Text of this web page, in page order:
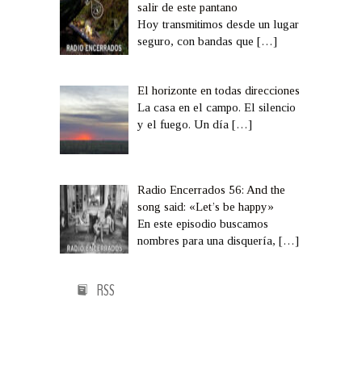
salir de este pantano
Hoy transmitimos desde un lugar
seguro, con bandas que[…]
El horizonte en todas direcciones
La casa en el campo. El silencio
y el fuego. Un día[…]
Radio Encerrados 56: And the
song said: «Let’s be happy»
En este episodio buscamos
nombres para una disquería,[…]
RSS